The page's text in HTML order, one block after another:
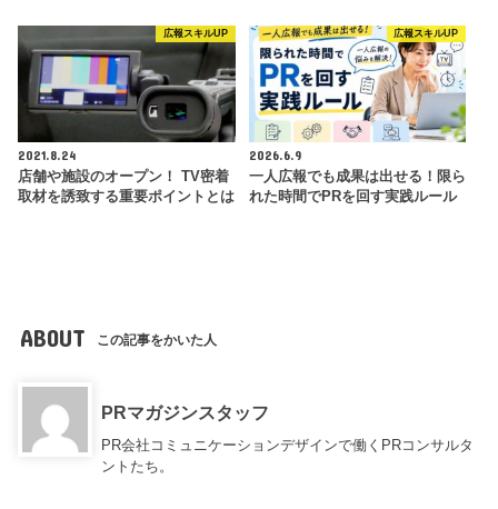
広報スキルUP
2021.8.24
店舗や施設のオープン！ TV密着
取材を誘致する重要ポイントとは
広報スキルUP
2026.6.9
一人広報でも成果は出せる！限ら
れた時間でPRを回す実践ルール
ABOUT この記事をかいた人
PRマガジンスタッフ
PR会社コミュニケーションデザインで働くPRコンサルタ
ントたち。